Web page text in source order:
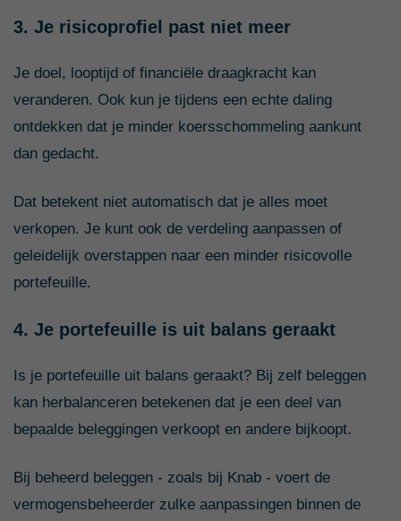
3. Je risicoprofiel past niet meer
Je doel, looptijd of financiële draagkracht kan
veranderen. Ook kun je tijdens een echte daling
ontdekken dat je minder koersschommeling aankunt
dan gedacht.
Dat betekent niet automatisch dat je alles moet
verkopen. Je kunt ook de verdeling aanpassen of
geleidelijk overstappen naar een minder risicovolle
portefeuille.
4. Je portefeuille is uit balans geraakt
Is je portefeuille uit balans geraakt? Bij zelf beleggen
kan herbalanceren betekenen dat je een deel van
bepaalde beleggingen verkoopt en andere bijkoopt.
Bij beheerd beleggen - zoals bij Knab - voert de
vermogensbeheerder zulke aanpassingen binnen de